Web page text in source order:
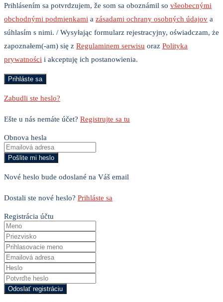
Prihlásením sa potvrdzujem, že som sa oboznámil so všeobecnými
obchodnými podmienkami a zásadami ochrany osobných údajov a
súhlasím s nimi. / Wysyłając formularz rejestracyjny, oświadczam, że
zapoznałem(-am) się z Regulaminem serwisu oraz Polityka
prywatności i akceptuję ich postanowienia.
Zabudli ste heslo?
Ešte u nás nemáte účet? Registrujte sa tu
Obnova hesla
Nové heslo bude odoslané na Váš email
Dostali ste nové heslo? Prihláste sa
Registrácia účtu